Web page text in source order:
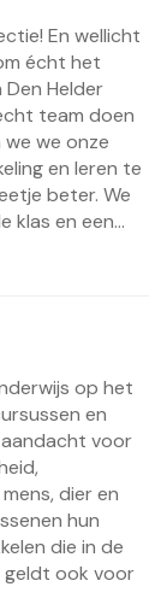
En wellicht
écht het
Den Helder
team doen
we we onze
en leren te
beter. We
en een...
op het
en
voor
dier en
hun
die in de
geldt ook voor